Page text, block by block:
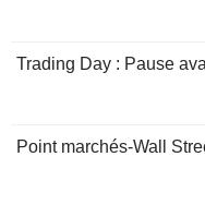
Trading Day : Pause
Point marchés-Wall